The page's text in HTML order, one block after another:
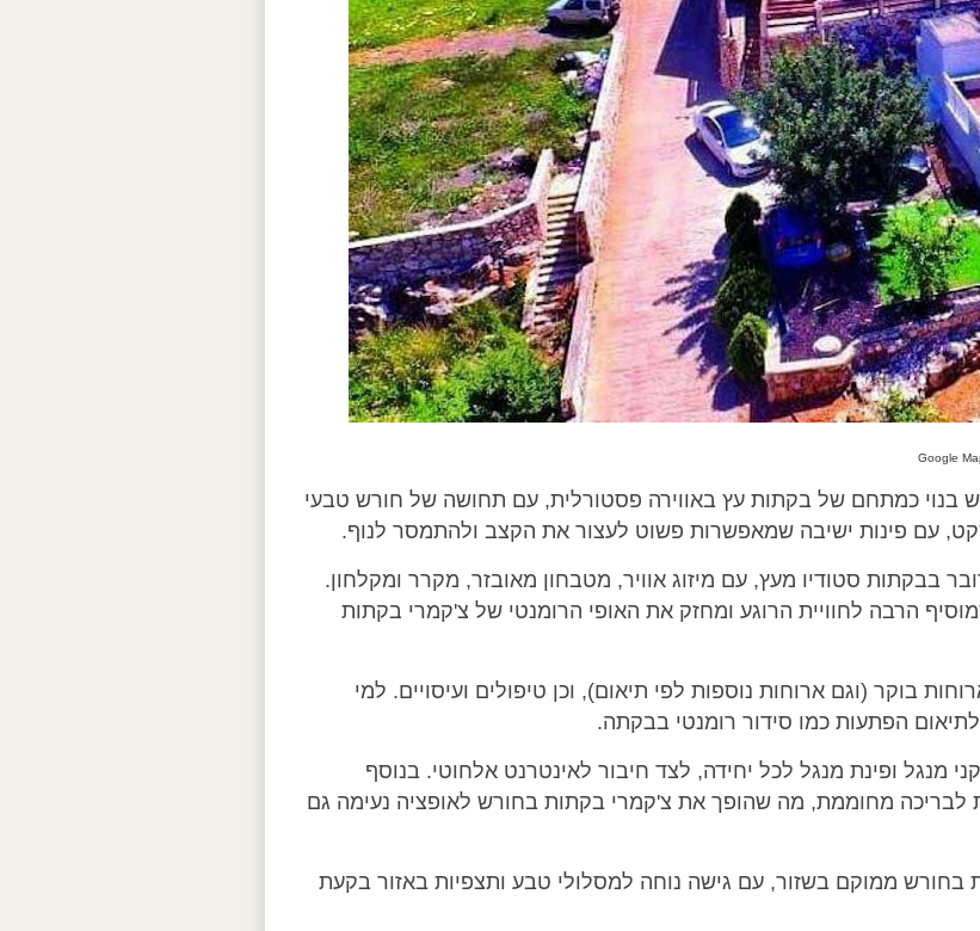
בנוי כמתחם של בקתות עץ באווירה פסטורלית, עם תחושה של חורש טבעי
עם פינות ישיבה שמאפשרות פשוט לעצור את הקצב ולהתמסר לנוף.
בבקתות סטודיו מעץ, עם מיזוג אוויר, מטבחון מאובזר, מקרר ומקלחון.
הרבה לחוויית הרוגע ומחזק את האופי הרומנטי של צ'קמרי בקתות
בוקר (וגם ארוחות נוספות לפי תיאום), וכן טיפולים ועיסויים. למי
הפתעות כמו סידור רומנטי בבקתה.
מנגל ופינת מנגל לכל יחידה, לצד חיבור לאינטרנט אלחוטי. בנוסף
לבריכה מחוממת, מה שהופך את צ'קמרי בקתות בחורש לאופציה נעימה גם
בחורש ממוקם בשזור, עם גישה נוחה למסלולי טבע ותצפיות באזור בקעת